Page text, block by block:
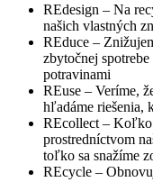
REdesign – Na
našich vlastných
REduce –
zbytočnej
potravinami
REuse – Veríme,
hľadáme riešenia,
REcollect – Koľko
prostredníctvom
toľko sa snažíme
REcycle –